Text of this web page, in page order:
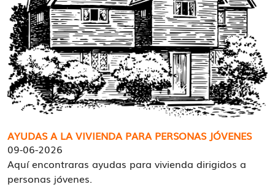
AYUDAS A LA VIVIENDA PARA PERSONAS JÓVENES
09-06-2026
Aquí encontraras ayudas para vivienda dirigidos a
personas jóvenes.